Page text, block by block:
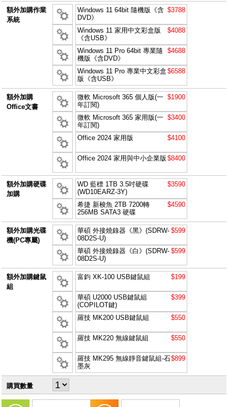
額外加購作業
系統
Windows 11 64bit 隨機版《含
DVD》
$3788
Windows 11 家用中文彩盒版
《含USB》
$4088
Windows 11 Pro 64bit 專業隨
機版《含DVD》
$4688
Windows 11 Pro 專業中文彩盒
版《含USB》
$6588
額外加購
Office文書
微軟 Microsoft 365 個人版(一
年訂閱)
$1900
微軟 Microsoft 365 家用版(一
年訂閱)
$3400
Office 2024 家用版 $4100
Office 2024 家用與中小企業版 $8400
額外加購硬碟
加購
WD 藍標 1TB 3.5吋硬碟
(WD10EARZ-3Y)
$3590
希捷 新梭魚 2TB 7200轉
256MB SATA3 硬碟
$4590
額外加購光碟
機(PC專屬)
華碩 外接燒錄器《黑》(SDRW-
08D2S-U)
$599
華碩 外接燒錄器《白》(SDRW-
08D2S-U)
$599
額外加購鍵鼠
組
富鈞 XK-100 USB鍵鼠組 $199
華碩 U2000 USB鍵鼠組
(COPILOT鍵)
$399
羅技 MK200 USB鍵鼠組 $550
羅技 MK220 無線鍵鼠組 $550
羅技 MK295 無線靜音鍵鼠組-石
墨灰
$899
購買數量